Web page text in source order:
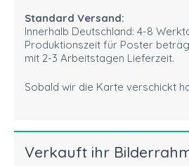
Standard Versand:
Innerhalb Deutschland: 4-8
Produktionszeit für Poster
mit 2-3 Arbeitstagen Lieferzeit.
Sobald wir die Karte verschickt
Verkauft ihr